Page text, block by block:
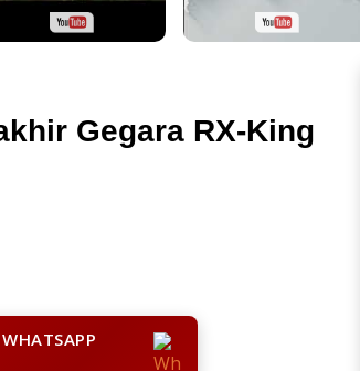
Gegara RX-King